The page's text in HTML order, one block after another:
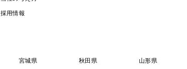
採用情報
宮城県 秋田県 山形県